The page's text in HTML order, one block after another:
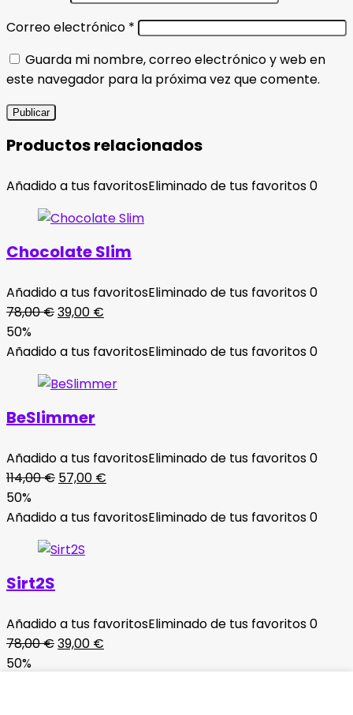
Correo electrónico *
Guarda mi nombre, correo electrónico y web en
este navegador para la próxima vez que comente.
Productos relacionados
Añadido a tus favoritosEliminado de tus favoritos0
Chocolate Slim
Añadido a tus favoritosEliminado de tus favoritos0
78,00€El
original
78,00 €.
39,00 €
actual
39,00 €.
50%
Añadido a tus favoritosEliminado de tus favoritos0
BeSlimmer
Añadido a tus favoritosEliminado de tus favoritos0
114,00€ El
original
114,00 €.
57,00 €
actual
50%
Añadido a tus favoritosEliminado de tus favoritos0
Sirt2S
Añadido a tus favoritosEliminado de tus favoritos0
78,00€El
39,00 €
50%